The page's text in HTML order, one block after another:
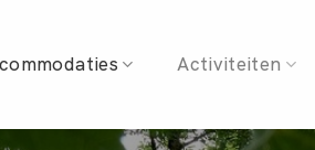
inhoud
Activiteiten